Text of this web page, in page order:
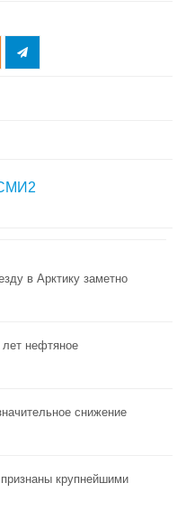
в Арктику заметно
нефтяное
снижение
крупнейшими